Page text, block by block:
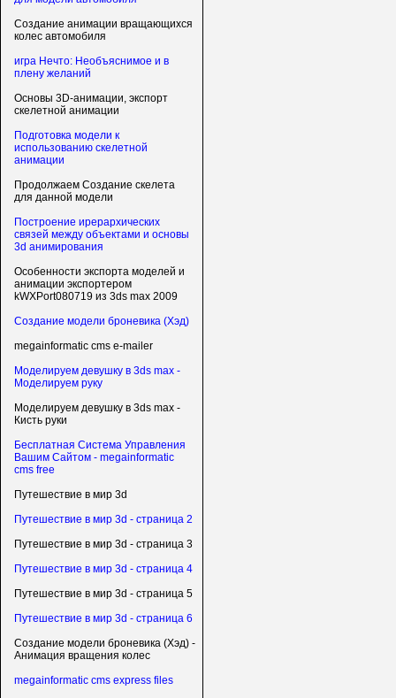
Создание анимации вращающихся
колес автомобиля
игра Нечто: Необъяснимое и в
плену желаний
Основы 3D-анимации, экспорт
скелетной анимации
Подготовка модели к
использованию скелетной
анимации
Продолжаем Создание скелета
для данной модели
Построение ирерархических
связей между объектами и основы
3d анимирования
Особенности экспорта моделей и
анимации экспортером
kWXPort080719 из 3ds max 2009
Создание модели броневика (Хэд)
megainformatic cms e-mailer
Моделируем девушку в 3ds max -
Моделируем руку
Моделируем девушку в 3ds max -
Кисть руки
Бесплатная Система Управления
Вашим Сайтом - megainformatic
cms free
Путешествие в мир 3d
Путешествие в мир 3d - страница 2
Путешествие в мир 3d - страница 3
Путешествие в мир 3d - страница 4
Путешествие в мир 3d - страница 5
Путешествие в мир 3d - страница 6
Создание модели броневика (Хэд) -
Анимация вращения колес
megainformatic cms express files